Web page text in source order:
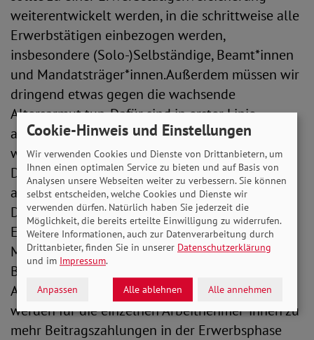
weiterentwickelt werden, in die schrittweise alle
Erwerbstätigen einbezogen werden,
insbesondere (Solo-)Selbständige, Beamt*innen
und Mandatsträger*innen.Außerdem müssen wir
dringend etwas gegen die wachsende
Altersarmut tun. Dafür sind in erster Linie
arbeitsmarktpolitische Maßnahmen notwendig,
wie zum Beispiel die Anhebung und jährliche
Dynamisierung des gesetzlichen Mindestlohns
auf ein armutsfestes Niveau von rund zwei
Drittel des Medianeinkommens (aktuell ca. 13
Euro Stundenlohn), die Umwandlung von
Minijobs in sozialversicherungspflichtige
Beschäftigung und gleicher Lohn für gleiche
Arbeit. Die arbeitsmarktpolitischen Maßnahmen
werden für die einzelnen Arbeitnehmer*innen zu
mehr Beitragszahlungen in der Erwerbsphase
Cookie-Hinweis und Einstellungen
Wir verwenden Cookies und Dienste von Drittanbietern, um
Ihnen einen optimalen Service zu bieten und auf Basis von
Analysen unsere Webseiten weiter zu verbessern. Sie können
selbst entscheiden, welche Cookies und Dienste wir
verwenden dürfen. Natürlich haben Sie jederzeit die
Möglichkeit, die bereits erteilte Einwilligung zu widerrufen.
Weitere Informationen, auch zur Datenverarbeitung durch
Drittanbieter, finden Sie in unserer Datenschutzerklärung
und im Impressum.
Anpassen Alle ablehnen Alle annehmen